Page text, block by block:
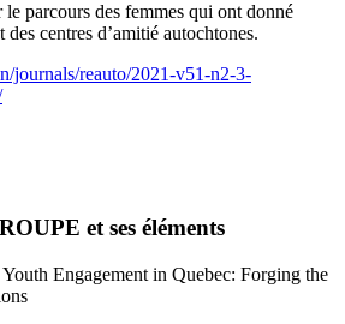
parcours des femmes qui ont donné
centres d’amitié autochtones.
journals/reauto/2021-v51-n2-3-
et ses éléments
Engagement in Quebec: Forging the